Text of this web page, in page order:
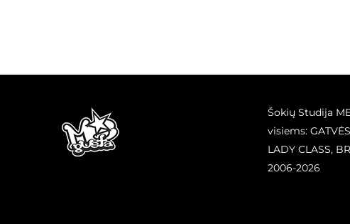
Šokių Studija
visiems:
LADY CLASS,
2006-2026